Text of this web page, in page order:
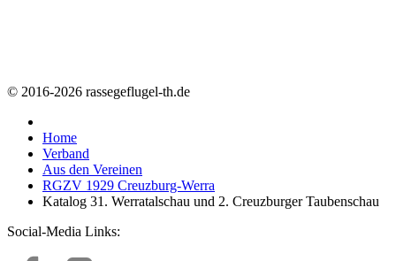
© 2016-2026 rassegeflugel-th.de
Home
Verband
Aus den Vereinen
RGZV 1929 Creuzburg-Werra
Katalog 31. Werratalschau und 2. Creuzburger Taubenschau
Social-Media Links: